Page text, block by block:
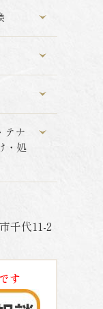
テナ
・処
千代11-2
す